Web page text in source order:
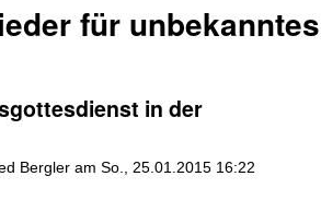
für unbekanntes
in der
Bergler am So., 25.01.2015 16:22